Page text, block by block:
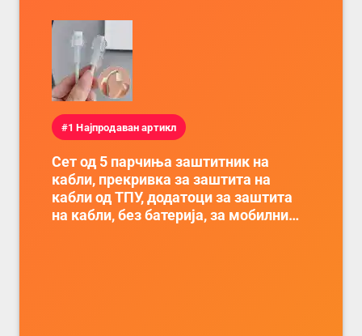
#1 Најпродаван артикл
Сет од 5 парчиња заштитник на
кабли, прекривка за заштита на
кабли од ТПУ, додатоци за заштита
на кабли, без батерија, за мобилни